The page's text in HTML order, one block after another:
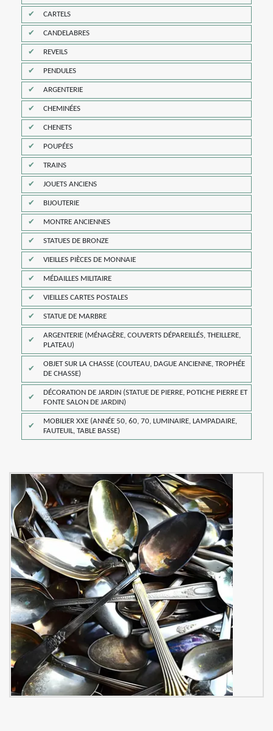
CARTELS
CANDELABRES
REVEILS
PENDULES
ARGENTERIE
CHEMINÉES
CHENETS
POUPÉES
TRAINS
JOUETS ANCIENS
BIJOUTERIE
MONTRE ANCIENNES
STATUES DE BRONZE
VIEILLES PIÈCES DE MONNAIE
MÉDAILLES MILITAIRE
VIEILLES CARTES POSTALES
STATUE DE MARBRE
ARGENTERIE (MÉNAGÈRE, COUVERTS DÉPAREILLÉS, THEILLERE,
PLATEAU)
OBJET SUR LA CHASSE (COUTEAU, DAGUE ANCIENNE, TROPHÉE
DE CHASSE)
DÉCORATION DE JARDIN (STATUE DE PIERRE, POTICHE PIERRE ET
FONTE SALON DE JARDIN)
MOBILIER XXE (ANNÉE 50, 60, 70, LUMINAIRE, LAMPADAIRE,
FAUTEUIL, TABLE BASSE)